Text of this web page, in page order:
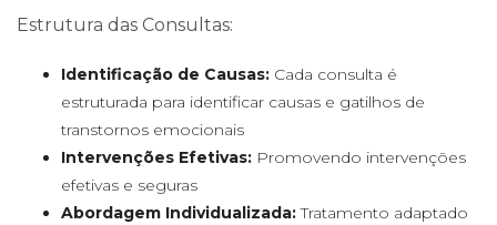
Estrutura das Consultas:
Identificação de Causas: Cada consulta é
estruturada para identificar causas e gatilhos de
transtornos emocionais
Intervenções Efetivas: Promovendo intervenções
efetivas e seguras
Abordagem Individualizada:Tratamento adaptado